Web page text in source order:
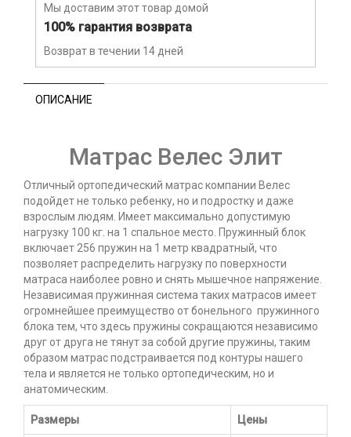
Мы доставим этот товар домой
100% гарантия возврата
Возврат в течении 14 дней
ОПИСАНИЕ
Матрас Велес Элит
Отличный ортопедический матрас компании Велес
подойдет не только ребенку, но и подростку и даже
взрослым людям. Имеет максимально допустимую
нагрузку 100 кг. на 1 спальное место. Пружинный блок
включает 256 пружин на 1 метр квадратный, что
позволяет распределить нагрузку по поверхности
матраса наиболее ровно и снять мышечное напряжение.
Независимая пружинная система таких матрасов имеет
огромнейшее преимущество от бонельного пружинного
блока тем, что здесь пружины сокращаются независимо
друг от друга не тянут за собой другие пружины, таким
образом матрас подстраивается под контуры нашего
тела и является не только ортопедическим, но и
анатомическим.
Размеры Цены